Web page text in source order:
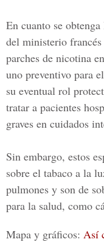
En cuanto se
del ministerio
parches de nicotina
uno preventivo para
su eventual rol
tratar a pacientes
graves en cuidados
Sin embargo, estos
sobre el tabaco a la
pulmones y son de
para la salud, como
Mapa y gráficos: Así